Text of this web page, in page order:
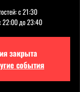
с 21:30
22:00 до 23:40
закрыта
события